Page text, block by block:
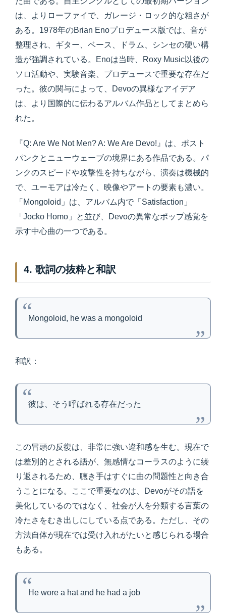
は、よりローファイで、ガレージ・ロック的な粗さが
ある。1978年のBrian Enoプロデュース版では、音が
整理され、ギター、ベース、ドラム、シンセの硬い構
造が強調されている。Enoは当時、Roxy Music以後の
ソロ活動や、実験音楽、プロデュースで重要な存在だ
った。彼の関与によって、Devoの異様なアイデア
は、より国際的に伝わるアルバム作品としてまとめら
れた。
『Q: Are We Not Men? A: We Are Devo!』は、ポスト
パンクとニューウェーブの境界にある作品である。パ
ンクのスピードや攻撃性を持ちながら、演奏は機械的
で、ユーモアは冷たく、映像やアートの要素も濃い。
「Mongoloid」は、アルバム内で「Satisfaction」
「Jocko Homo」と並び、Devoの異常なポップ感覚を
示す中心曲の一つである。
4. 歌詞の抜粋と和訳
Mongoloid, he was a mongoloid
和訳：
彼は、そう呼ばれる存在だった
この冒頭の反復は、非常に強い違和感を生む。現在で
は差別的とされる語が、無感情なコーラスのように繰
り返されるため、聴き手はすぐに曲の問題性と向き合
うことになる。ここで重要なのは、Devoがその語を
美化しているのではなく、社会が人を分類する言葉の
冷たさをむき出しにしている点である。ただし、その
方法自体が現在では受け入れがたいと感じられる場合
もある。
He wore a hat and he had a job